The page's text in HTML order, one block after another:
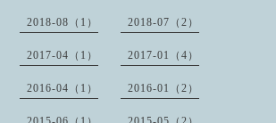
2018-08（1） 2018-07（2）
2017-04（1） 2017-01（4）
2016-04（1） 2016-01（2）